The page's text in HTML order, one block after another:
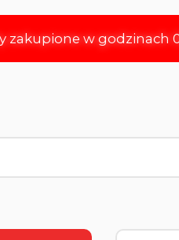
zakupione w godzinach